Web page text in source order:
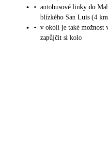
• autobusové linky do
blízkého San Luis (4
• v okolí je také možnost
zapůjčit si kolo